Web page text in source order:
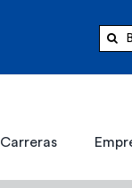
Carreras